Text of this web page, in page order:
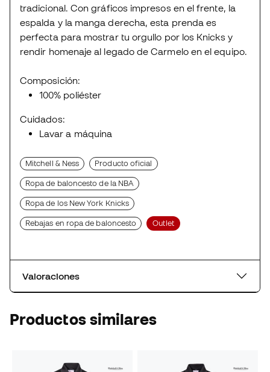
tradicional. Con gráficos impresos en el frente, la
espalda y la manga derecha, esta prenda es
perfecta para mostrar tu orgullo por los Knicks y
rendir homenaje al legado de Carmelo en el equipo.
Composición:
100% poliéster
Cuidados:
Lavar a máquina
Mitchell & Ness Producto oficial
Ropa de baloncesto de la NBA
Ropa de los New York Knicks
Rebajas en ropa de baloncesto Outlet
Valoraciones
Productos similares